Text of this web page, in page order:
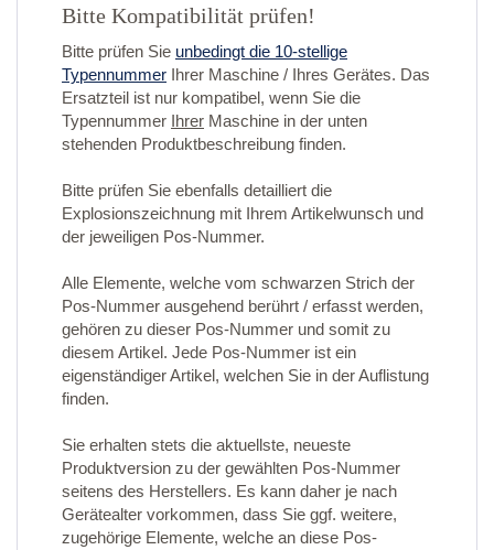
Bitte Kompatibilität prüfen!
Bitte prüfen Sie unbedingt die 10-stellige
Typennummer Ihrer Maschine / Ihres Gerätes. Das
Ersatzteil ist nur kompatibel, wenn Sie die
Typennummer Ihrer Maschine in der unten
stehenden Produktbeschreibung finden.
Bitte prüfen Sie ebenfalls detailliert die
Explosionszeichnung mit Ihrem Artikelwunsch und
der jeweiligen Pos-Nummer.
Alle Elemente, welche vom schwarzen Strich der
Pos-Nummer ausgehend berührt / erfasst werden,
gehören zu dieser Pos-Nummer und somit zu
diesem Artikel. Jede Pos-Nummer ist ein
eigenständiger Artikel, welchen Sie in der Auflistung
finden.
Sie erhalten stets die aktuellste, neueste
Produktversion zu der gewählten Pos-Nummer
seitens des Herstellers. Es kann daher je nach
Gerätealter vorkommen, dass Sie ggf. weitere,
zugehörige Elemente, welche an diese Pos-